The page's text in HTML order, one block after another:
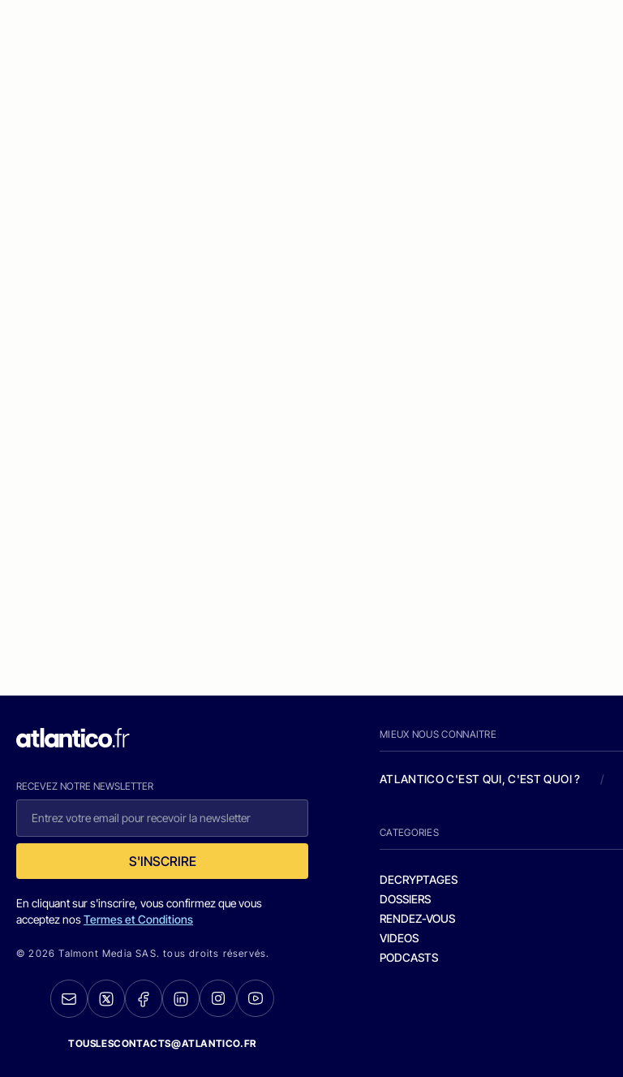
RECEVEZ NOTRE NEWSLETTER
S'INSCRIRE
En cliquant sur s'inscrire, vous confirmez que vous
acceptez nosTermes et Conditions
© 2026 Talmont Media SAS. tous droits réservés.
TOUSLESCONTACTS@ATLANTICO.FR
MIEUX NOUS CONNAITRE
ATLANTICO C'EST QUI, C'EST QUOI ? /
CATEGORIES
DECRYPTAGES
DOSSIERS
RENDEZ-VOUS
VIDEOS
PODCASTS